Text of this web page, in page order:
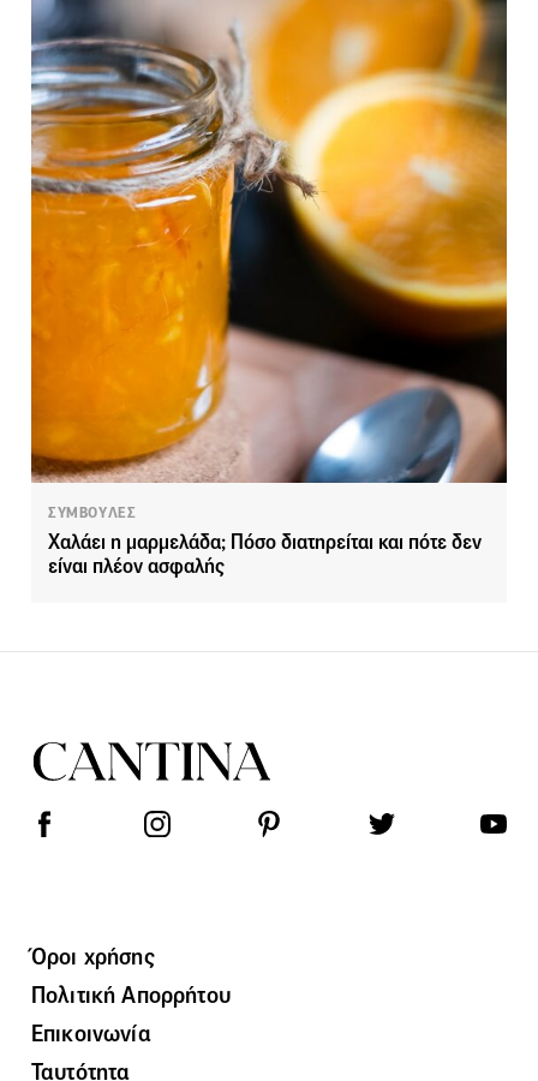
ΣΥΜΒΟΥΛΕΣ
Χαλάει η μαρμελάδα; Πόσο διατηρείται και πότε δεν
είναι πλέον ασφαλής
Όροι χρήσης
Πολιτική Απορρήτου
Επικοινωνία
Ταυτότητα